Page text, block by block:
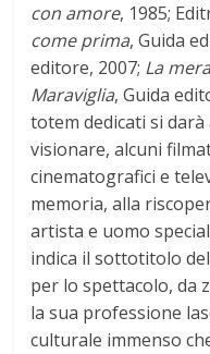
con amore, 1985;
come prima, Guida
editore, 2007; La
Maraviglia, Guida
totem dedicati si
visionare, alcuni
cinematografici e
memoria, alla
artista e uomo
indica il sottotitolo
per lo spettacolo, da
la sua professione
culturale immenso